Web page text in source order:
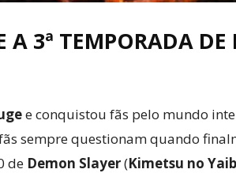
A 3ª TEMPORADA DE
e conquistou fãs pelo mundo
sempre questionam quando
de Demon Slayer(Kimetsu no